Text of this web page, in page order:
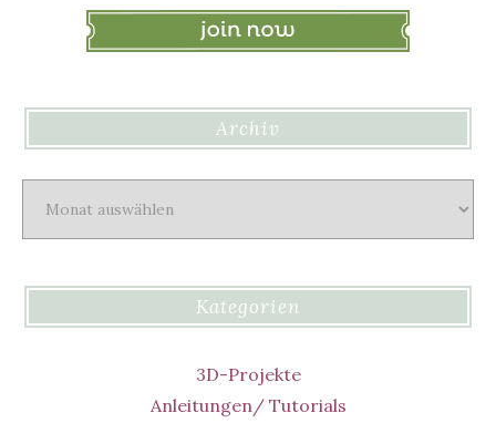
Archiv
Kategorien
3D-Projekte
Anleitungen/ Tutorials